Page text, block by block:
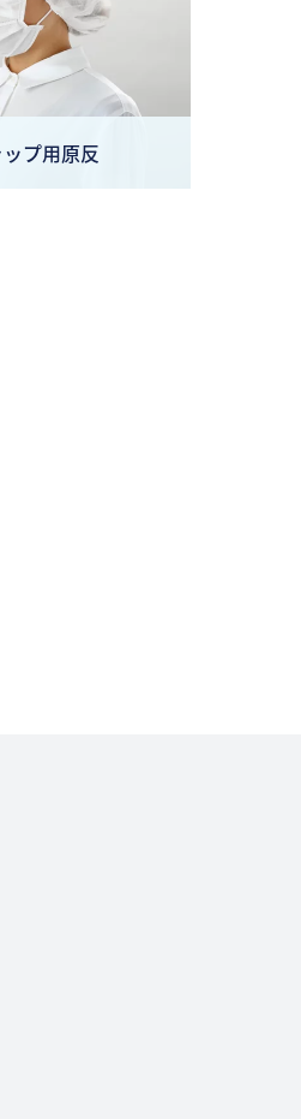
プ用原反